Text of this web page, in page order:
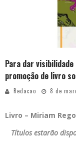
Para dar
promoção de livro
Redacao 8 de
Livro – Miriam
Títulos estarão